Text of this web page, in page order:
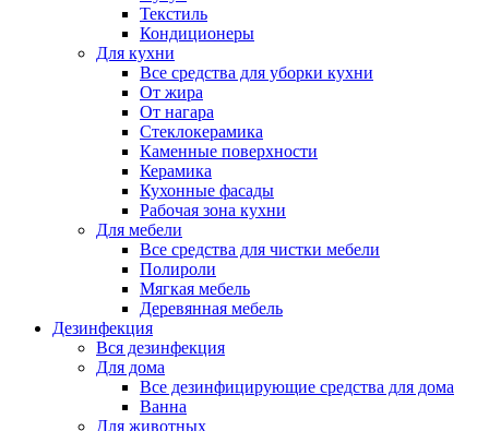
Текстиль
Кондиционеры
Для кухни
Все средства для уборки кухни
От жира
От нагара
Стеклокерамика
Каменные поверхности
Керамика
Кухонные фасады
Рабочая зона кухни
Для мебели
Все средства для чистки мебели
Полироли
Мягкая мебель
Деревянная мебель
Дезинфекция
Вся дезинфекция
Для дома
Все дезинфицирующие средства для дома
Ванна
Для животных